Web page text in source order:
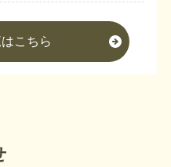
こちら